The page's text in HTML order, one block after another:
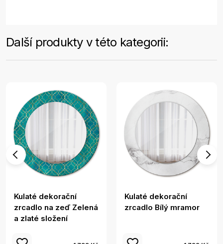
Další produkty v této kategorii:
Kulaté dekorační
zrcadlo na zeď Zelená
a zlaté složení
Kulaté dekorační
zrcadlo Bílý mramor